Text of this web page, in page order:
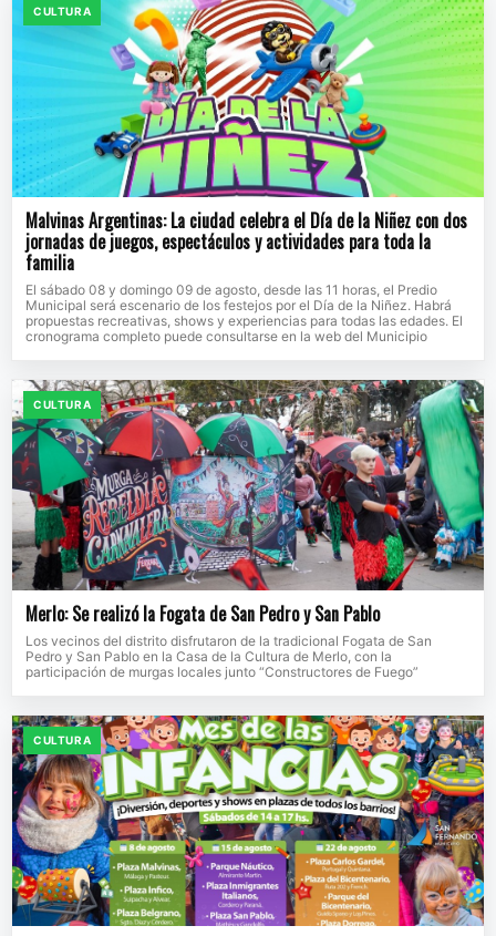
CULTURA
Malvinas Argentinas: La ciudad celebra el Día de la Niñez con dos
jornadas de juegos, espectáculos y actividades para toda la
familia
El sábado 08 y domingo 09 de agosto, desde las 11 horas, el Predio
Municipal será escenario de los festejos por el Día de la Niñez. Habrá
propuestas recreativas, shows y experiencias para todas las edades. El
cronograma completo puede consultarse en la web del Municipio
CULTURA
Merlo: Se realizó la Fogata de San Pedro y San Pablo
Los vecinos del distrito disfrutaron de la tradicional Fogata de San
Pedro y San Pablo en la Casa de la Cultura de Merlo, con la
participación de murgas locales junto “Constructores de Fuego”
CULTURA